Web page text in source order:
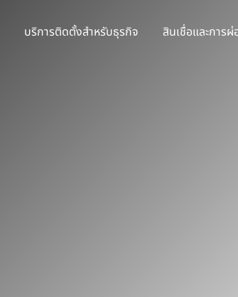
บริการติดตั้งสำหรับธุรกิจ สินเชื่อและการผ่